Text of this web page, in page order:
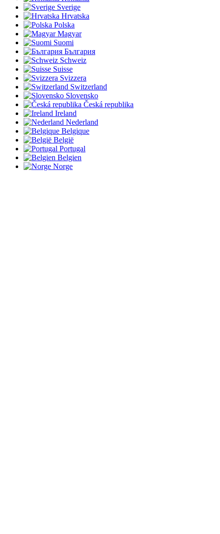
Sverige
Hrvatska
Polska
Magyar
Suomi
България
Schweiz
Suisse
Svizzera
Switzerland
Slovensko
Česká republika
Ireland
Nederland
Belgique
België
Portugal
Belgien
Norge